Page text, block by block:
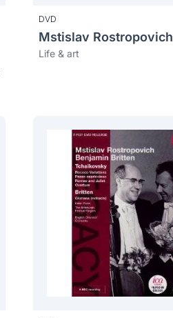
DVD
Mstislav Rostropovich
Life & art